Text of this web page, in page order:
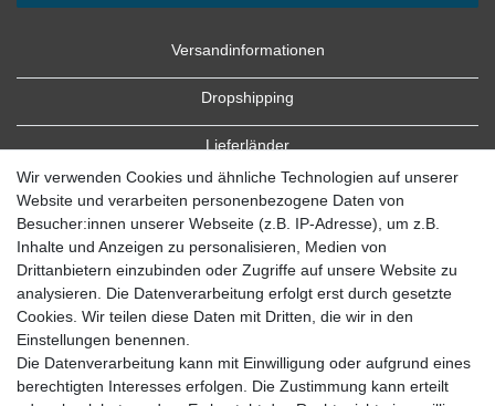
Versandinformationen
Dropshipping
Lieferländer
Zahlung
Zahlungsbedingungen
Wir verwenden Cookies und ähnliche Technologien auf unserer
Website und verarbeiten personenbezogene Daten von
Besucher:innen unserer Webseite (z.B. IP-Adresse), um z.B.
Inhalte und Anzeigen zu personalisieren, Medien von
Drittanbietern einzubinden oder Zugriffe auf unsere Website zu
analysieren. Die Datenverarbeitung erfolgt erst durch gesetzte
Cookies. Wir teilen diese Daten mit Dritten, die wir in den
Einstellungen benennen.
Die Datenverarbeitung kann mit Einwilligung oder aufgrund eines
berechtigten Interesses erfolgen. Die Zustimmung kann erteilt